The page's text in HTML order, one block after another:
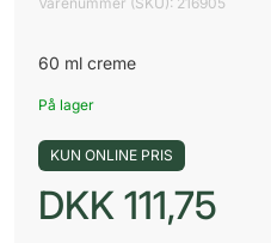
60 ml creme
På lager
KUN ONLINE PRIS
DKK 111,75